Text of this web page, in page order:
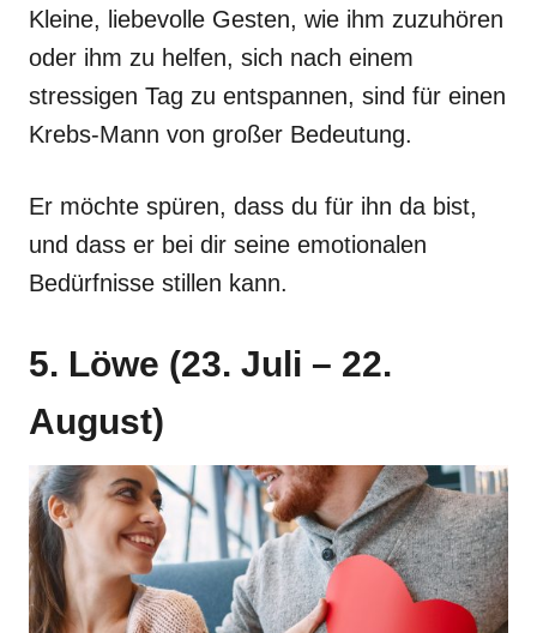
Kleine, liebevolle Gesten, wie ihm zuzuhören
oder ihm zu helfen, sich nach einem
stressigen Tag zu entspannen, sind für einen
Krebs-Mann von großer Bedeutung.
Er möchte spüren, dass du für ihn da bist,
und dass er bei dir seine emotionalen
Bedürfnisse stillen kann.
5. Löwe (23. Juli – 22.
August)